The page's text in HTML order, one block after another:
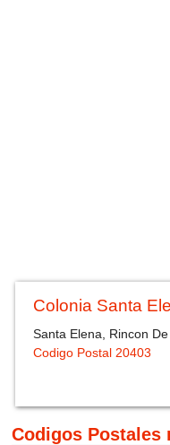
Colonia Santa
Santa Elena, Rincon
Codigo Postal 20403
Codigos Postales